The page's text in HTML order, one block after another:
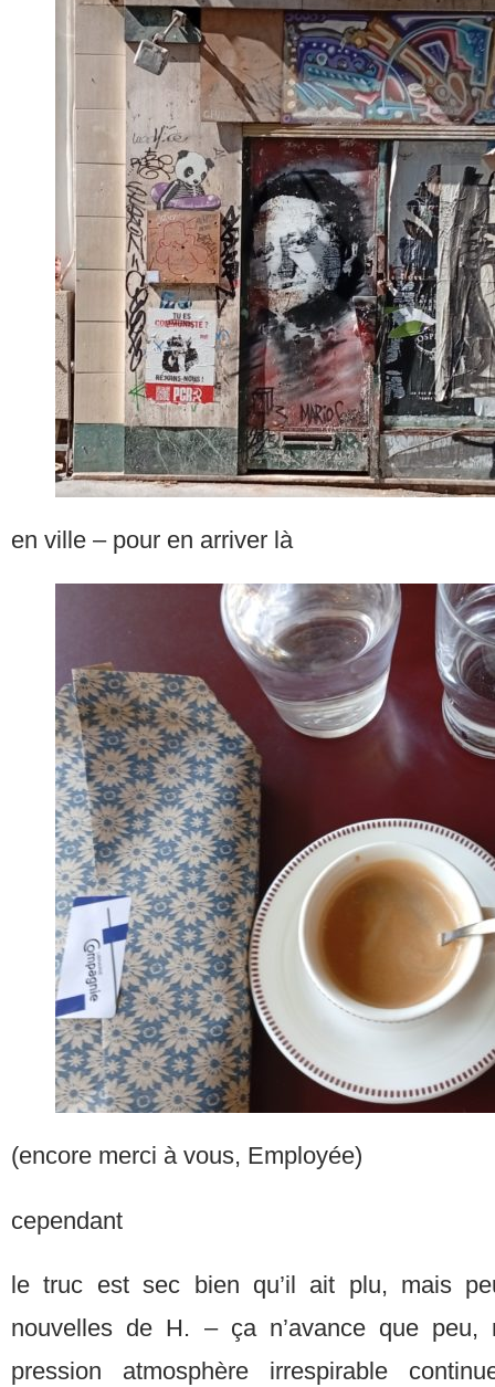
en ville – pour en arriver là
(encore merci à vous, Employée)
cependant
le truc est sec bien qu’il ait plu, mais
nouvelles de H. – ça n’avance que
pression atmosphère irrespirable